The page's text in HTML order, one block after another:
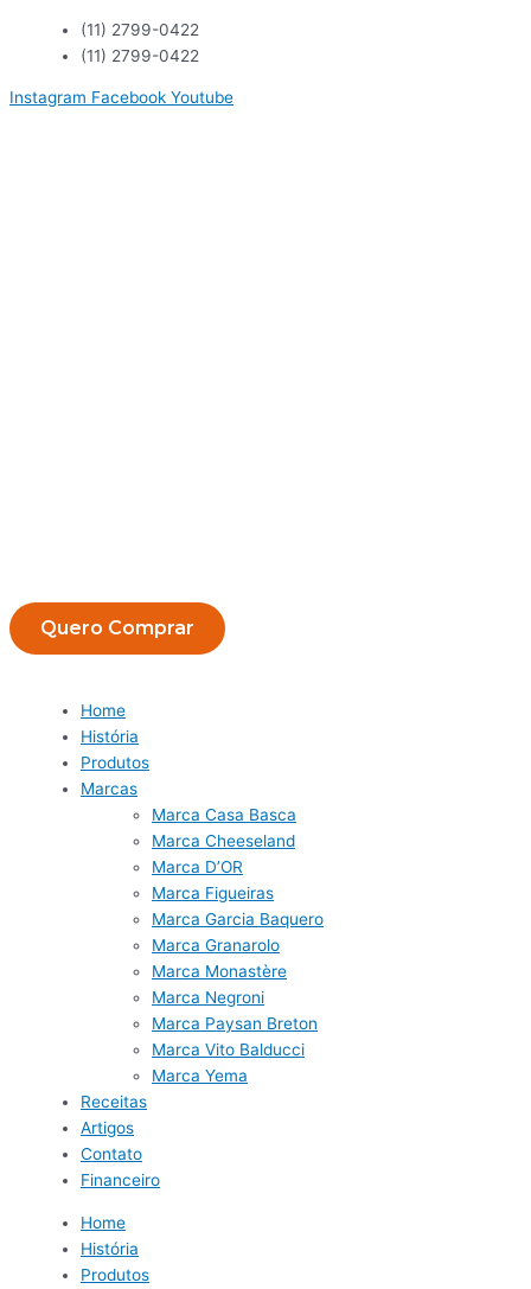
conteúdo
(11) 2799-0422
(11) 2799-0422
Instagram Facebook Youtube
Quero Comprar
Home
História
Produtos
Marcas
Marca Casa Basca
Marca Cheeseland
Marca D’OR
Marca Figueiras
Marca Garcia Baquero
Marca Granarolo
Marca Monastère
Marca Negroni
Marca Paysan Breton
Marca Vito Balducci
Marca Yema
Receitas
Artigos
Contato
Financeiro
Home
História
Produtos